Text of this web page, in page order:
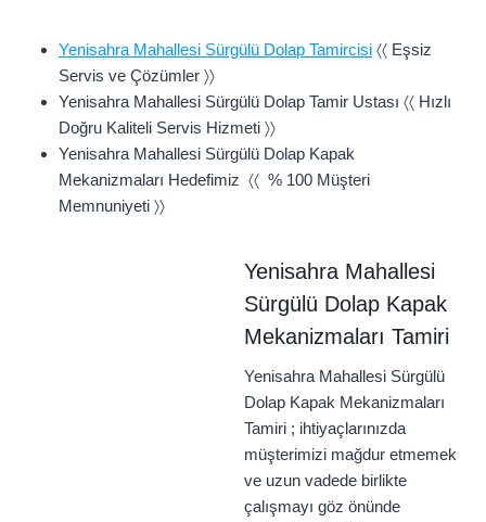
Yenisahra Mahallesi Sürgülü Dolap Tamircisi 〈〈 Eşsiz
Servis ve Çözümler 〉〉
Yenisahra Mahallesi Sürgülü Dolap Tamir Ustası 〈〈 Hızlı
Doğru Kaliteli Servis Hizmeti 〉〉
Yenisahra Mahallesi Sürgülü Dolap Kapak
Mekanizmaları Hedefimiz 〈〈 % 100 Müşteri
Memnuniyeti 〉〉
Yenisahra Mahallesi
Sürgülü Dolap Kapak
Mekanizmaları Tamiri
Yenisahra Mahallesi Sürgülü
Dolap Kapak Mekanizmaları
Tamiri ; ihtiyaçlarınızda
müşterimizi mağdur etmemek
ve uzun vadede birlikte
çalışmayı göz önünde